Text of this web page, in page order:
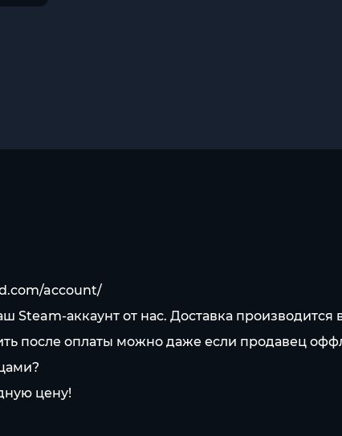
account/
аккаунт от нас. Доставка
после оплаты можно даже если продавец
цену!